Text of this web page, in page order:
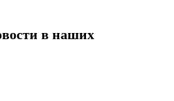
в наших